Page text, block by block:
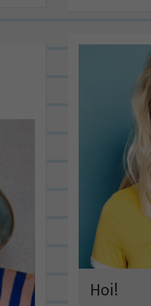
Hoi!